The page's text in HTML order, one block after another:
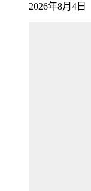
2026年8月4日